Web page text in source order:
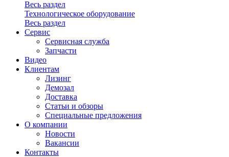
Весь раздел
Технологическое оборудование
Весь раздел
Сервис
Сервисная служба
Запчасти
Видео
Клиентам
Лизинг
Демозал
Доставка
Статьи и обзоры
Специальные предложения
О компании
Новости
Вакансии
Контакты